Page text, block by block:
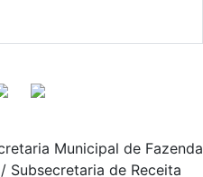
Municipal de Fazenda
Subsecretaria de Receita